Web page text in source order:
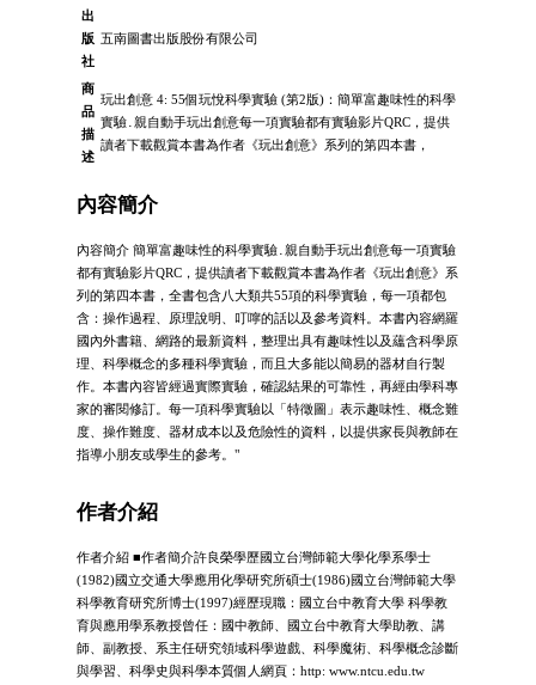
出
版
社
五南圖書出版股份有限公司
商
品
描
述
玩出創意 4: 55個玩悅科學實驗 (第2版)：簡單富趣味性的科學
實驗․親自動手玩出創意每一項實驗都有實驗影片QRC，提供
讀者下載觀賞本書為作者《玩出創意》系列的第四本書，
內容簡介
內容簡介 簡單富趣味性的科學實驗․親自動手玩出創意每一項實驗
都有實驗影片QRC，提供讀者下載觀賞本書為作者《玩出創意》系
列的第四本書，全書包含八大類共55項的科學實驗，每一項都包
含：操作過程、原理說明、叮嚀的話以及參考資料。本書內容網羅
國內外書籍、網路的最新資料，整理出具有趣味性以及蘊含科學原
理、科學概念的多種科學實驗，而且大多能以簡易的器材自行製
作。本書內容皆經過實際實驗，確認結果的可靠性，再經由學科專
家的審閱修訂。每一項科學實驗以「特徵圖」表示趣味性、概念難
度、操作難度、器材成本以及危險性的資料，以提供家長與教師在
指導小朋友或學生的參考。"
作者介紹
作者介紹 ■作者簡介許良榮學歷國立台灣師範大學化學系學士
(1982)國立交通大學應用化學研究所碩士(1986)國立台灣師範大學
科學教育研究所博士(1997)經歷現職：國立台中教育大學 科學教
育與應用學系教授曾任：國中教師、國立台中教育大學助教、講
師、副教授、系主任研究領域科學遊戲、科學魔術、科學概念診斷
與學習、科學史與科學本質個人網頁：http: www.ntcu.edu.tw